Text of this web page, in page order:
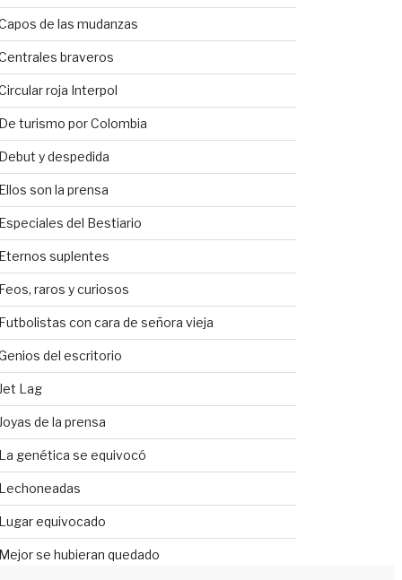
de las mudanzas
braveros
roja Interpol
De turismo por Colombia
Debut y despedida
Ellos son la prensa
Especiales del Bestiario
Eternos suplentes
Feos, raros y curiosos
Futbolistas con cara de señora vieja
del escritorio
Jet Lag
Joyas de la prensa
La genética se equivocó
Lechoneadas
Lugar equivocado
Mejor se hubieran quedado